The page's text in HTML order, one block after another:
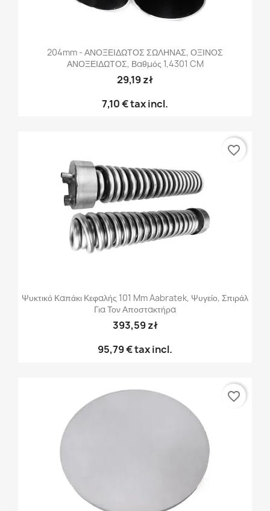
204mm - ΑΝΟΞΕΙΔΩΤΟΣ ΣΩΛΗΝΑΣ, ΟΞΙΝΟΣ
ΑΝΟΞΕΙΔΩΤΟΣ, Βαθμός 1,4301 CM
29,19 zł
7,10 €tax incl.
Ψυκτικό Καπάκι Κεφαλής 101 Mm Aabratek, Ψυγείο, Σπιράλ
Για Τον Αποστακτήρα
393,59 zł
95,79 €tax incl.
favorite_border
favorite_border